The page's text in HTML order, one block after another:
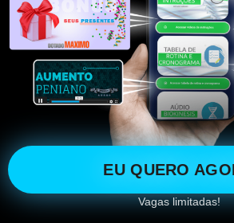
EU QUERO
Vagas limitadas!